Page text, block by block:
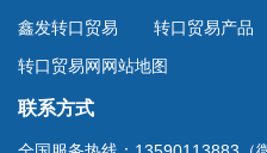
鑫发转口贸易
转口贸易产品
转口贸易网网站地图
联系方式